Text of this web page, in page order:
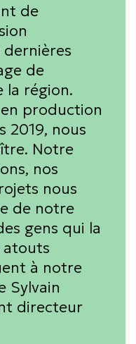
de
dernières
de
la région.
production
2019, nous
Notre
nos
nous
de notre
gens qui la
atouts
à notre
Sylvain
directeur